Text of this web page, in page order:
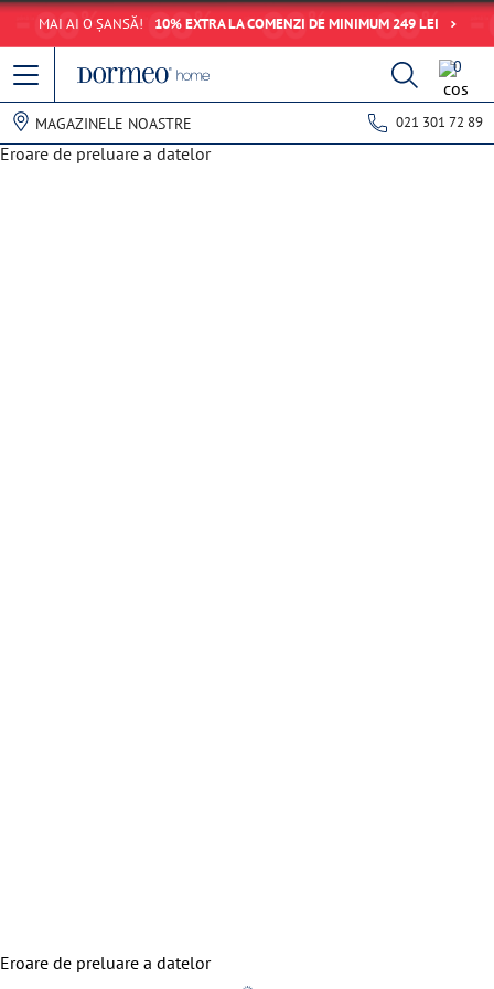
MAI AI O ȘANSĂ! 10% EXTRA LA COMENZI DE MINIMUM 249 LEI
0
MAGAZINELE NOASTRE 021 301 72 89
Eroare de preluare a datelor
Eroare de preluare a datelor